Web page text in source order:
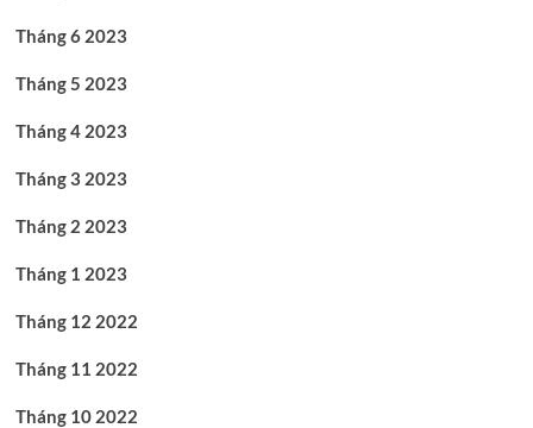
Tháng 6 2023
Tháng 5 2023
Tháng 4 2023
Tháng 3 2023
Tháng 2 2023
Tháng 1 2023
Tháng 12 2022
Tháng 11 2022
Tháng 10 2022